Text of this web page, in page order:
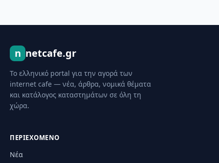
n netcafe.gr
Το ελληνικό portal για την αγορά των
internet cafe — νέα, άρθρα, νομικά θέματα
και κατάλογος καταστημάτων σε όλη τη
χώρα.
ΠΕΡΙΕΧΌΜΕΝΟ
Νέα